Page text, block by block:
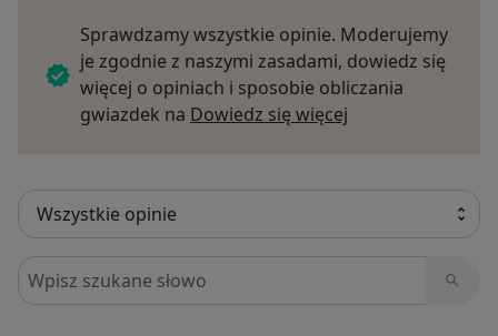
Sprawdzamy wszystkie opinie. Moderujemy
je zgodnie z naszymi zasadami, dowiedz się
więcej o opiniach i sposobie obliczania
gwiazdek na Dowiedz się więcej
Szukaj w opiniach